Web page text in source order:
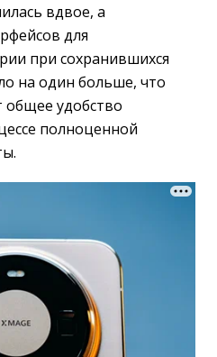
вдвое, а
для
при сохранившихся
на один больше, что
общее удобство
полноценной